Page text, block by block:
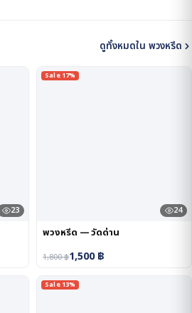
ดูทั้งหมดใน พวงหรีด
23
Sale 17%
24
พวงหรีด — วัดด่าน
1,800฿1,500฿
Sale 13%